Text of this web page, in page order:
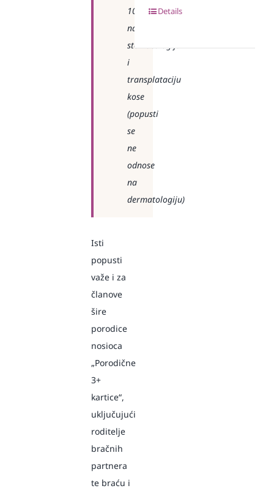
10%
na
stomatologiju
i
transplataciju
kose
(popusti
se
ne
odnose
na
dermatologiju)
Isti
popusti
važe i za
članove
šire
porodice
nosioca
„Porodične
3+
kartice“,
uključujući
roditelje
bračnih
partnera
te braću i
Details